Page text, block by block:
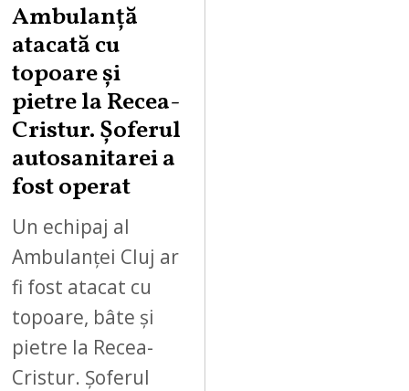
Ambulanță
atacată cu
topoare și
pietre la Recea-
Cristur. Șoferul
autosanitarei a
fost operat
Un echipaj al
Ambulanței Cluj ar
fi fost atacat cu
topoare, bâte și
pietre la Recea-
Cristur. Șoferul